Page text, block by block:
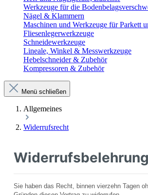
Werkzeuge für die
Nägel & Klammern
Maschinen und Werkzeuge für Parkett
Fliesenlegerwerkzeuge
Schneidewerkzeuge
Lineale, Winkel & Messwerkzeuge
Hebelschneider & Zubehör
Kompressoren & Zubehör
Menü schließen
Allgemeines
Widerrufsrecht
Sie haben das Recht, binnen vierzehn Tagen